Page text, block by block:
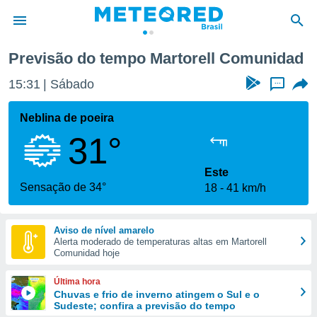
da
fornecidas
a este
das
e
forma
digital
Previsão do tempo Martorell Comunidad
15:31 Sábado ...
Neblina de poeira
31°
Sensação de 34°
Este
18
41 km/h
Aviso de nível amarelo
Alerta moderado de temperaturas altas em Martorell
Comunidad hoje
Última hora
Chuvas e frio de inverno atingem o Sul e o
Sudeste; confira a previsão do tempo